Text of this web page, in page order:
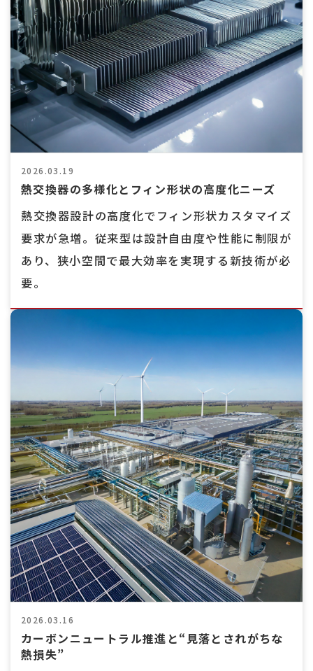
2026.03.19
熱交換器の多様化とフィン形状の高度化ニーズ
熱交換器設計の高度化でフィン形状カスタマイズ
要求が急増。従来型は設計自由度や性能に制限が
あり、狭小空間で最大効率を実現する新技術が必
要。
2026.03.16
カーボンニュートラル推進と“見落とされがちな
熱損失”